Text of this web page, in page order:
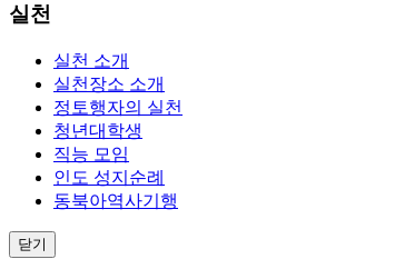
실천
실천 소개
실천장소 소개
정토행자의 실천
청년대학생
직능 모임
인도 성지순례
동북아역사기행
닫기